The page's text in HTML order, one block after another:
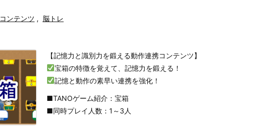
コンテンツ , 脳トレ
【記憶力と識別力を鍛える動作連携コンテンツ】
宝箱の特徴を覚えて、記憶力を鍛える！
記憶と動作の素早い連携を強化！
■TANOゲーム紹介：宝箱
■同時プレイ人数：1～3人